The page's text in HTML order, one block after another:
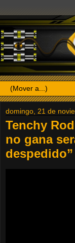
domingo, 21 de
Tenchy
no gana
despedido”